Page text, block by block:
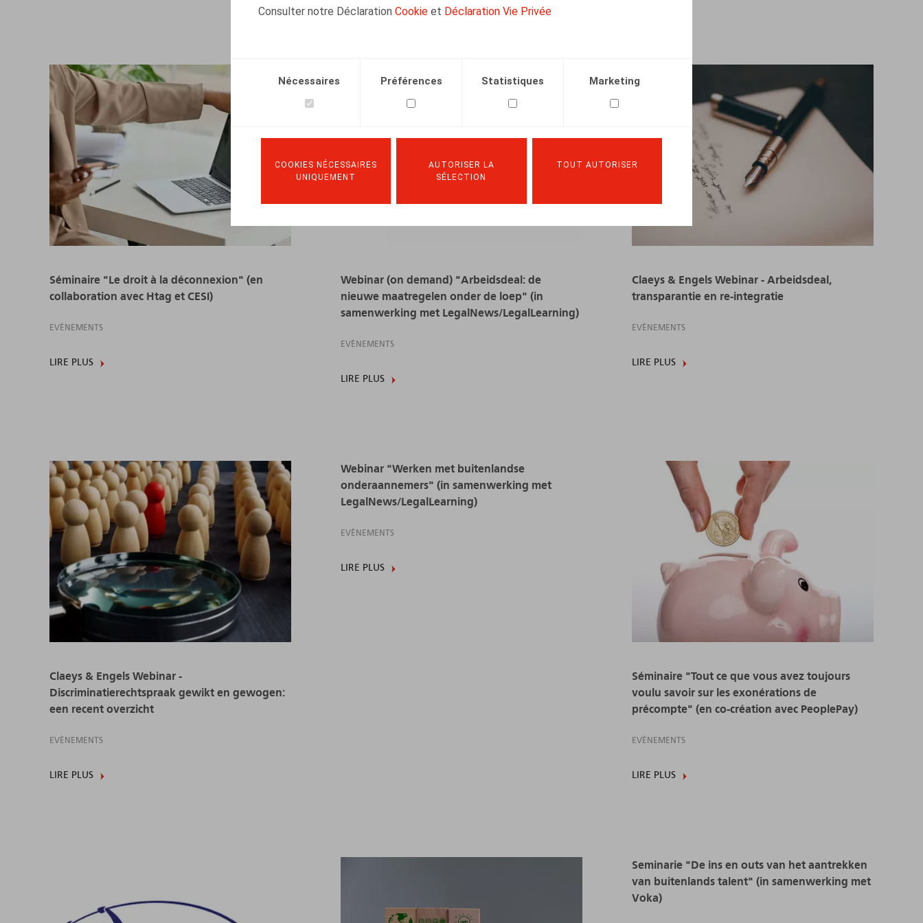
Consulter notre Déclaration Cookie et Déclaration Vie Privée
Nécessaires Préférences Statistiques Marketing
COOKIES NÉCESSAIRES
UNIQUEMENT
AUTORISER LA
SÉLECTION
TOUT AUTORISER
Séminaire "Le droit à la déconnexion" (en
collaboration avec Htag et CESI)
EVÈNEMENTS
LIRE PLUS
Webinar (on demand) "Arbeidsdeal: de
nieuwe maatregelen onder de loep" (in
samenwerking met LegalNews/LegalLearning)
EVÈNEMENTS
LIRE PLUS
Claeys & Engels Webinar - Arbeidsdeal,
transparantie en re-integratie
EVÈNEMENTS
LIRE PLUS
Claeys & Engels Webinar -
Discriminatierechtspraak gewikt en gewogen:
een recent overzicht
EVÈNEMENTS
LIRE PLUS
Webinar "Werken met buitenlandse
onderaannemers" (in samenwerking met
LegalNews/LegalLearning)
EVÈNEMENTS
LIRE PLUS
Séminaire "Tout ce que vous avez toujours
voulu savoir sur les exonérations de
précompte" (en co-création avec PeoplePay)
EVÈNEMENTS
LIRE PLUS
Seminarie "De ins en outs van het aantrekken
van buitenlands talent" (in samenwerking met
Voka)